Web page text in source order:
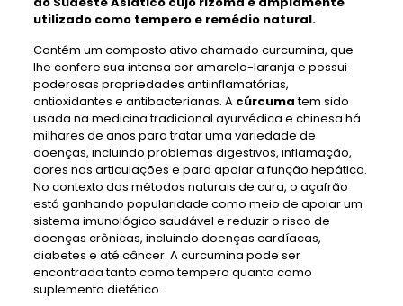
utilizado como tempero e remédio natural.
Contém um composto ativo chamado curcumina, que
lhe confere sua intensa cor amarelo-laranja e possui
poderosas propriedades antiinflamatórias,
antioxidantes e antibacterianas. A cúrcumatem sido
usada na medicina tradicional ayurvédica e chinesa há
milhares de anos para tratar uma variedade de
doenças, incluindo problemas digestivos, inflamação,
dores nas articulações e para apoiar a função hepática.
No contexto dos métodos naturais de cura, o açafrão
está ganhando popularidade como meio de apoiar um
sistema imunológico saudável e reduzir o risco de
doenças crônicas, incluindo doenças cardíacas,
diabetes e até câncer. A curcumina pode ser
encontrada tanto como tempero quanto como
suplemento dietético.